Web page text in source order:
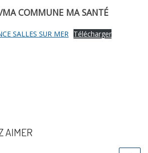
COMMUNE MA SANTÉ
SALLES SUR MER Télécharger
AIMER